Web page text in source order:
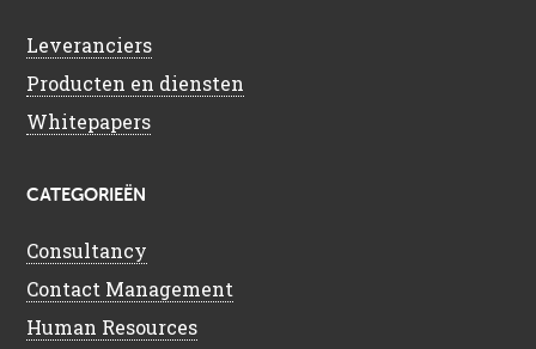
Leveranciers
Producten en diensten
Whitepapers
CATEGORIEËN
Consultancy
Contact Management
Human Resources